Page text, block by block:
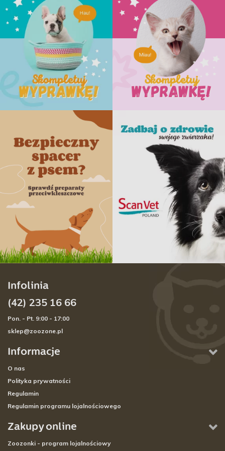
Informacje
O nas
Polityka prywatności
Regulamin
Regulamin programu lojalnościowego
Zakupy online
Zoozonki - program lojalnościowy
Infolinia
(42) 235 16 66
Pon. - Pt. 9:00 - 17:00
sklep@zoozone.pl